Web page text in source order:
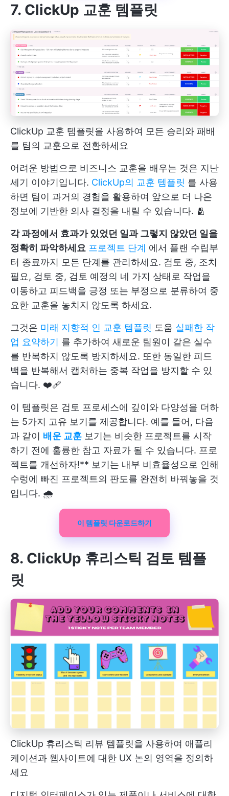
7. ClickUp 교훈 템플릿
ClickUp 교훈 템플릿을 사용하여 모든 승리와 패배
를 팀의 교훈으로 전환하세요
어려운 방법으로 비즈니스 교훈을 배우는 것은 지난
세기 이야기입니다. ClickUp의 교훈 템플릿 를 사용
하면 팀이 과거의 경험을 활용하여 앞으로 더 나은
정보에 기반한 의사 결정을 내릴 수 있습니다. 🫂
각 과정에서 효과가 있었던 일과 그렇지 않았던 일을
정확히 파악하세요 프로젝트 단계 에서 플랜 수립부
터 종료까지 모든 단계를 관리하세요. 검토 중, 조치
필요, 검토 중, 검토 예정의 네 가지 상태로 작업을
이동하고 피드백을 긍정 또는 부정으로 분류하여 중
요한 교훈을 놓치지 않도록 하세요.
그것은 미래 지향적 인 교훈 템플릿 도움 실패한 작
업 요약하기 를 추가하여 새로운 팀원이 같은 실수
를 반복하지 않도록 방지하세요. 또한 동일한 피드
백을 반복해서 캡처하는 중복 작업을 방지할 수 있
습니다. ❤️‍🩹
이 템플릿은 검토 프로세스에 깊이와 다양성을 더하
는 5가지 고유 보기를 제공합니다. 예를 들어, 다음
과 같이 배운 교훈 보기는 비슷한 프로젝트를 시작
하기 전에 훌륭한 참고 자료가 될 수 있습니다. 프로
젝트를 개선하자!** 보기는 내부 비효율성으로 인해
수렁에 빠진 프로젝트의 판도를 완전히 바꿔놓을 것
입니다. 🌧️
이 템플릿 다운로드하기
8. ClickUp 휴리스틱 검토 템플
릿
ClickUp 휴리스틱 리뷰 템플릿을 사용하여 애플리
케이션과 웹사이트에 대한 UX 논의 영역을 정의하
세요